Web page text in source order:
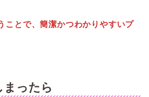
ことで、簡潔かつわかりやすいプ
まったら